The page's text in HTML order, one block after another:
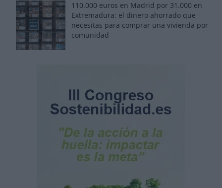
110.000 euros en Madrid por 31.000 en
Extremadura: el dinero ahorrado que
necesitas para comprar una vivienda por
comunidad